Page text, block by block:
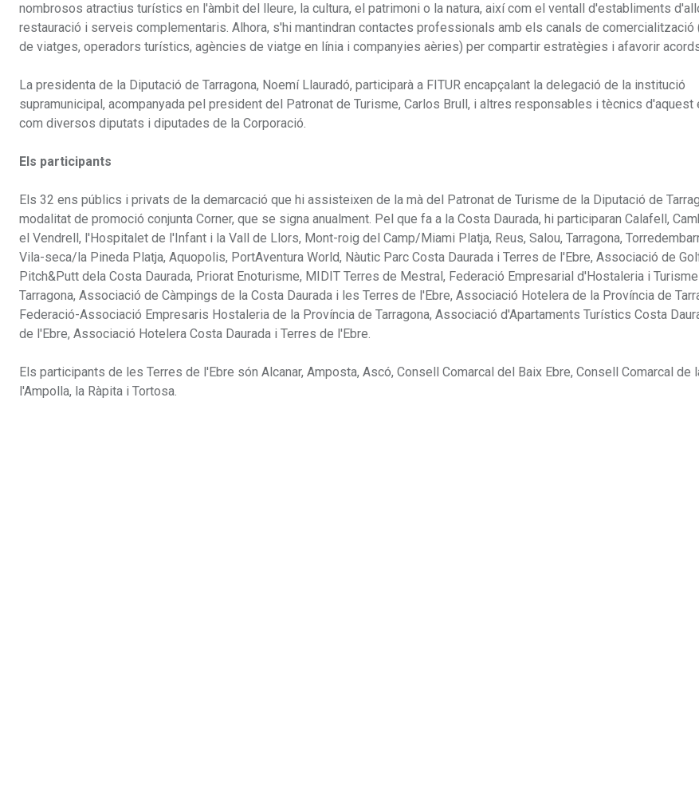
nombrosos atractius turístics en l'àmbit del lleure, la cultura, el patrimoni o la natura, així com el ventall d'establiments
restauració i serveis complementaris. Alhora, s'hi mantindran contactes professionals amb els canals de comercialització
de viatges, operadors turístics, agències de viatge en línia i companyies aèries) per compartir estratègies i afavorir
La presidenta de la Diputació de Tarragona, Noemí Llauradó, participarà a FITUR encapçalant la delegació de la institució
supramunicipal, acompanyada pel president del Patronat de Turisme, Carlos Brull, i altres responsables i tècnics d'aquest
com diversos diputats i diputades de la Corporació.
Els participants
Els 32 ens públics i privats de la demarcació que hi assisteixen de la mà del Patronat de Turisme de la Diputació de
modalitat de promoció conjunta Corner, que se signa anualment. Pel que fa a la Costa Daurada, hi participaran Calafell,
el Vendrell, l'Hospitalet de l'Infant i la Vall de Llors, Mont-roig del Camp/Miami Platja, Reus, Salou, Tarragona,
Vila-seca/la Pineda Platja, Aquopolis, PortAventura World, Nàutic Parc Costa Daurada i Terres de l'Ebre, Associació de
Pitch&Putt dela Costa Daurada, Priorat Enoturisme, MIDIT Terres de Mestral, Federació Empresarial d'Hostaleria i
Tarragona, Associació de Càmpings de la Costa Daurada i les Terres de l'Ebre, Associació Hotelera de la Província de
Federació-Associació Empresaris Hostaleria de la Província de Tarragona, Associació d'Apartaments Turístics Costa
de l'Ebre, Associació Hotelera Costa Daurada i Terres de l'Ebre.
Els participants de les Terres de l'Ebre són Alcanar, Amposta, Ascó, Consell Comarcal del Baix Ebre, Consell Comarcal de
l'Ampolla, la Ràpita i Tortosa.